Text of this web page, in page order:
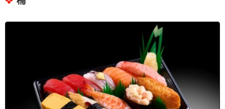
東京都目黒区鷹番３丁目
東京都目黒区中央町１丁目
東京都目黒区中根１丁目